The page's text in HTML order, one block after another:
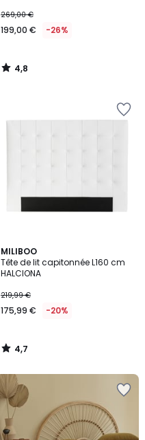
269,00 €
199,00 € -26%
4,8
/
MILIBOO
Tête de lit capitonnée L160 cm
HALCIONA
219,99 €
175,99 € -20%
4,7
/ 5
4,7
/